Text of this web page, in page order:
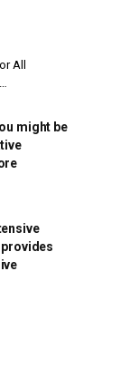
All
might be